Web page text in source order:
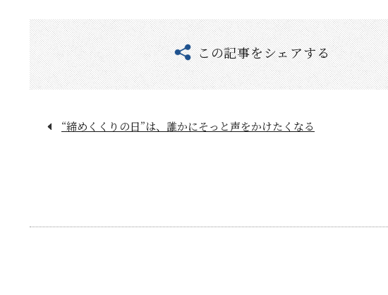
この記事をシェアする
“締めくくりの日”は、誰かにそっと声をかけたくなる